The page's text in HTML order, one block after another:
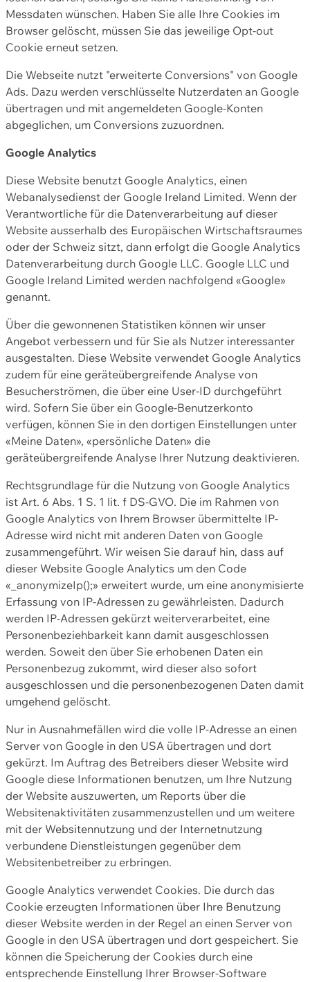
Messdaten wünschen. Haben Sie alle Ihre Cookies im
Browser gelöscht, müssen Sie das jeweilige Opt-out
Cookie erneut setzen.
Die Webseite nutzt "erweiterte Conversions" von Google
Ads. Dazu werden verschlüsselte Nutzerdaten an Google
übertragen und mit angemeldeten Google-Konten
abgeglichen, um Conversions zuzuordnen.
Google Analytics
Diese Website benutzt Google Analytics, einen
Webanalysedienst der Google Ireland Limited. Wenn der
Verantwortliche für die Datenverarbeitung auf dieser
Website ausserhalb des Europäischen Wirtschaftsraumes
oder der Schweiz sitzt, dann erfolgt die Google Analytics
Datenverarbeitung durch Google LLC. Google LLC und
Google Ireland Limited werden nachfolgend «Google»
genannt.
Über die gewonnenen Statistiken können wir unser
Angebot verbessern und für Sie als Nutzer interessanter
ausgestalten. Diese Website verwendet Google Analytics
zudem für eine geräteübergreifende Analyse von
Besucherströmen, die über eine User-ID durchgeführt
wird. Sofern Sie über ein Google-Benutzerkonto
verfügen, können Sie in den dortigen Einstellungen unter
«Meine Daten», «persönliche Daten» die
geräteübergreifende Analyse Ihrer Nutzung deaktivieren.
Rechtsgrundlage für die Nutzung von Google Analytics
ist Art. 6 Abs. 1 S. 1 lit. f DS-GVO. Die im Rahmen von
Google Analytics von Ihrem Browser übermittelte IP-
Adresse wird nicht mit anderen Daten von Google
zusammengeführt. Wir weisen Sie darauf hin, dass auf
dieser Website Google Analytics um den Code
«_anonymizeIp();» erweitert wurde, um eine anonymisierte
Erfassung von IP-Adressen zu gewährleisten. Dadurch
werden IP-Adressen gekürzt weiterverarbeitet, eine
Personenbeziehbarkeit kann damit ausgeschlossen
werden. Soweit den über Sie erhobenen Daten ein
Personenbezug zukommt, wird dieser also sofort
ausgeschlossen und die personenbezogenen Daten damit
umgehend gelöscht.
Nur in Ausnahmefällen wird die volle IP-Adresse an einen
Server von Google in den USA übertragen und dort
gekürzt. Im Auftrag des Betreibers dieser Website wird
Google diese Informationen benutzen, um Ihre Nutzung
der Website auszuwerten, um Reports über die
Websitenaktivitäten zusammenzustellen und um weitere
mit der Websitennutzung und der Internetnutzung
verbundene Dienstleistungen gegenüber dem
Websitenbetreiber zu erbringen.
Google Analytics verwendet Cookies. Die durch das
Cookie erzeugten Informationen über Ihre Benutzung
dieser Website werden in der Regel an einen Server von
Google in den USA übertragen und dort gespeichert. Sie
können die Speicherung der Cookies durch eine
entsprechende Einstellung Ihrer Browser-Software